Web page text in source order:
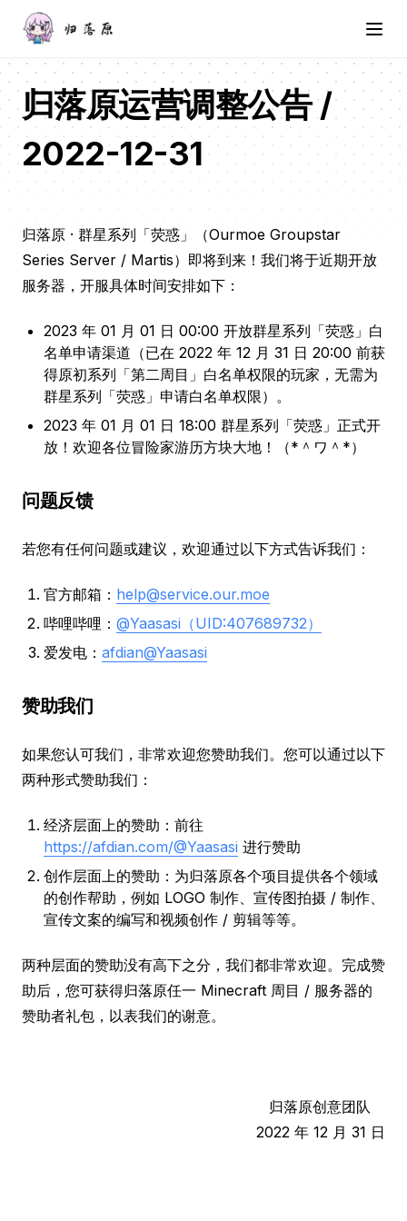
归落原运营调整公告 /
2022-12-31
归落原 · 群星系列「荧惑」（Ourmoe Groupstar
Series Server / Martis）即将到来！我们将于近期开放
服务器，开服具体时间安排如下：
2023 年 01 月 01 日 00:00 开放群星系列「荧惑」白
名单申请渠道（已在 2022 年 12 月 31 日 20:00 前获
得原初系列「第二周目」白名单权限的玩家，无需为
群星系列「荧惑」申请白名单权限）。
2023 年 01 月 01 日 18:00 群星系列「荧惑」正式开
放！欢迎各位冒险家游历方块大地！（*＾ワ＾*）
问题反馈
若您有任何问题或建议，欢迎通过以下方式告诉我们：
官方邮箱： help@service.our.moe
哔哩哔哩： @Yaasasi（UID:407689732）
爱发电： afdian@Yaasasi
赞助我们
如果您认可我们，非常欢迎您赞助我们。您可以通过以下
两种形式赞助我们：
经济层面上的赞助：前往
https://afdian.com/@Yaasasi 进行赞助
创作层面上的赞助：为归落原各个项目提供各个领域
的创作帮助，例如 LOGO 制作、宣传图拍摄 / 制作、
宣传文案的编写和视频创作 / 剪辑等等。
两种层面的赞助没有高下之分，我们都非常欢迎。完成赞
助后，您可获得归落原任一 Minecraft 周目 / 服务器的
赞助者礼包，以表我们的谢意。
归落原创意团队
2022 年 12 月 31 日